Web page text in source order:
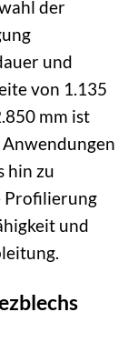
der
und
von 1.135
mm ist
hin zu
Profilierung
und